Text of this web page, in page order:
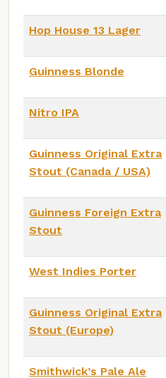
Hop House 13 Lager
Guinness Blonde
Nitro IPA
Guinness Original Extra
Stout (Canada / USA)
Guinness Foreign Extra
Stout
West Indies Porter
Guinness Original Extra
Stout (Europe)
Smithwick’s Pale Ale